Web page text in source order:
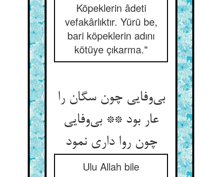
Köpeklerin âdeti
vefakârlıktır. Yürü be,
bari köpeklerin adını
kötüye çıkarma."
بی‌وفایی چون سگان را
عار بود ** بی‌وفایی
چون روا داری نمود
Ulu Allah bile